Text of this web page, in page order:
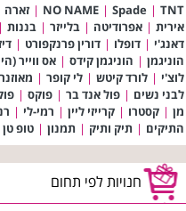
NO NAME | Spade | TNT
| זארה
אירית | אפרודיטה | בלייזר | בננות |
דאנג'י | דופלו | דורין פרנקפורט |
הוניגמן | הוניגמן קידס | אס ווייר
לוצ'י | לורד קיטש | לי קופר | מאוזנר
לבני נשים | פול אנד בר | פוקס |
מן | קסטרו | קרייזי ליין | רמי-לי |
התיקים | תיק ותיק | תמנון | טופ טן
חנויות לפי תחום